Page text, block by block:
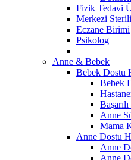
Fizik Tedavi
Merkezi
Eczane Birimi
Psikolog
Anne & Bebek
Bebek Dostu
Bebek
Anne
Mama
Anne Dostu
Anne
Anne